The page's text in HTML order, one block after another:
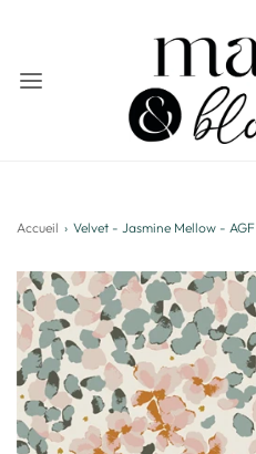
Accueil › Velvet - Jasmine Mellow - AGF